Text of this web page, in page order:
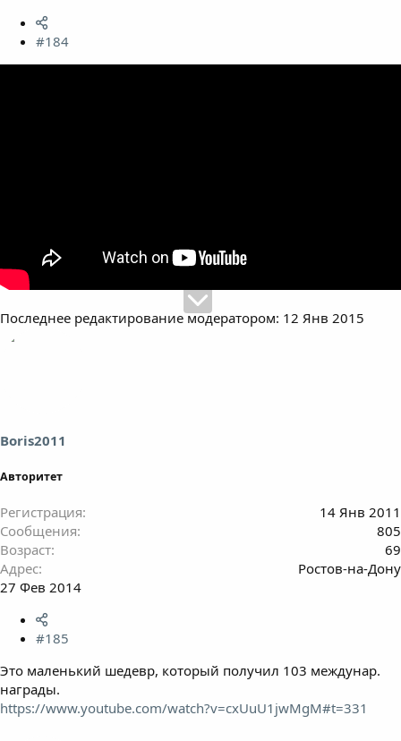
#184
Последнее редактирование модератором: 12 Янв 2015
Boris2011
Авторитет
Регистрация
14 Янв 2011
Сообщения
805
Возраст
69
Адрес
Ростов-на-Дону
27 Фев 2014
#185
Это маленький шедевр, который получил 103 междунар.
награды.
https://www.youtube.com/watch?v=cxUuU1jwMgM#t=331